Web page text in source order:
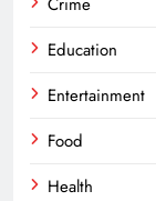
Education
Entertainment
Food
Health